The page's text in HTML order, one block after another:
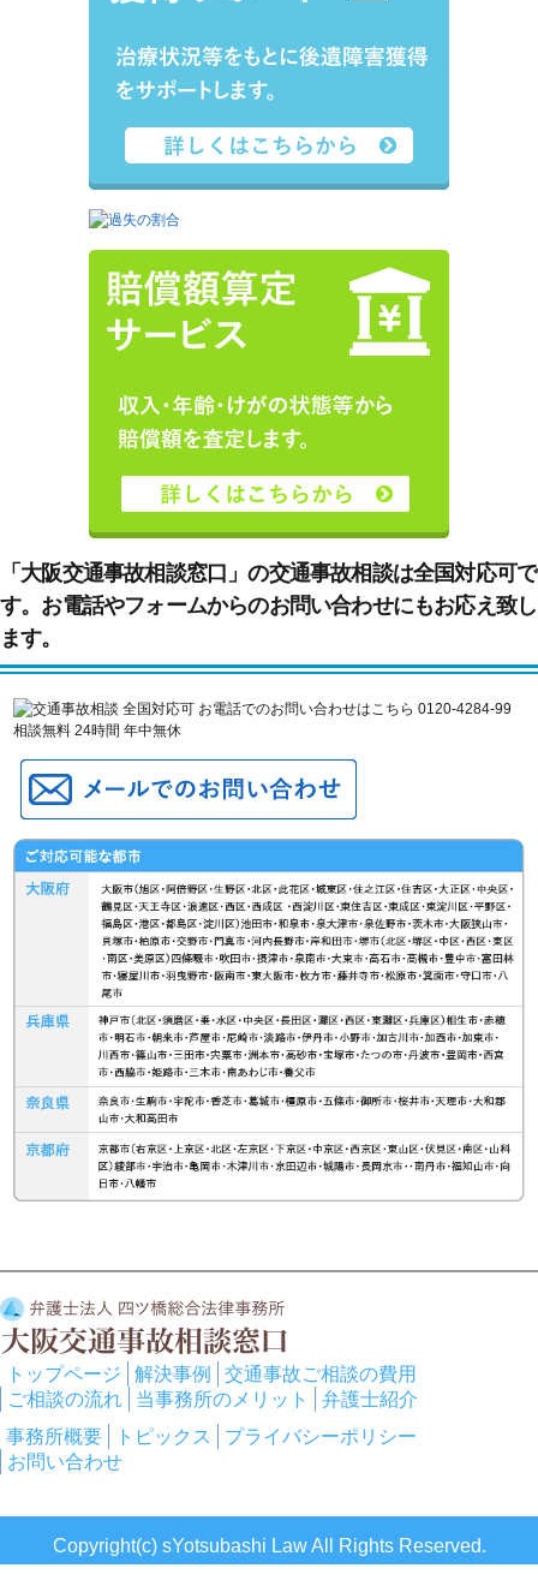
「大阪交通事故相談窓口」の交通事故相談は全国対応可で
す。お電話やフォームからのお問い合わせにもお応え致し
ます。
トップページ 解決事例
交通事故ご相談の費用
ご相談の流れ
当事務所のメリット
弁護士紹介
事務所概要
トピックス
プライバシーポリシー
お問い合わせ
Copyright(c) sYotsubashi Law All Rights Reserved.